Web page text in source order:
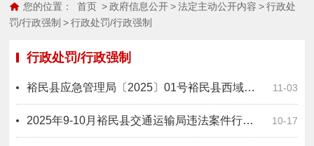
您的位置： 首页 > 政府信息公开 > 法定主动公开内容 > 行政处
罚/行政强制 > 行政处罚/行政强制
行政处罚/行政强制
11-03
裕民县应急管理局〔2025〕01号裕民县西域明珠玉米种植专业合作社未建立有限空间管理台账案
10-17
2025年9-10月裕民县交通运输局违法案件行政处罚信息公开表